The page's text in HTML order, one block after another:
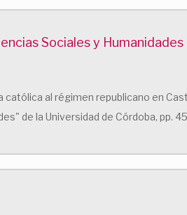
Sociales y Humanidades
al régimen republicano en
de la Universidad de Córdoba, pp.